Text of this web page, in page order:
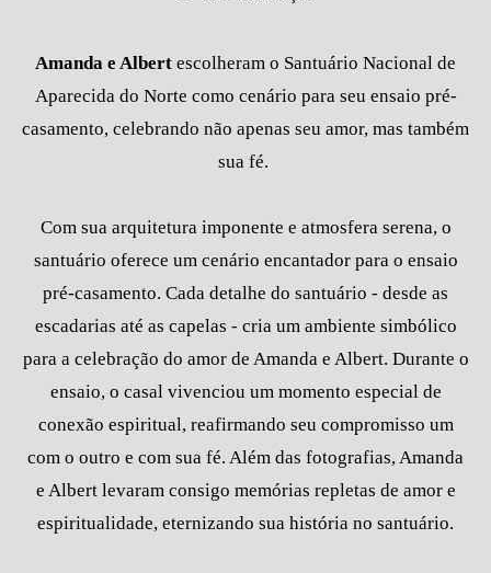
Amanda e Albert escolheram o Santuário Nacional de
Aparecida do Norte como cenário para seu ensaio pré-
casamento, celebrando não apenas seu amor, mas também
sua fé.
Com sua arquitetura imponente e atmosfera serena, o
santuário oferece um cenário encantador para o ensaio
pré-casamento. Cada detalhe do santuário - desde as
escadarias até as capelas - cria um ambiente simbólico
para a celebração do amor de Amanda e Albert. Durante o
ensaio, o casal vivenciou um momento especial de
conexão espiritual, reafirmando seu compromisso um
com o outro e com sua fé. Além das fotografias, Amanda
e Albert levaram consigo memórias repletas de amor e
espiritualidade, eternizando sua história no santuário.